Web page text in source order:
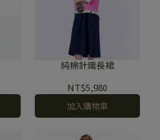
純棉針織長裙
NT$5,980
加入購物車